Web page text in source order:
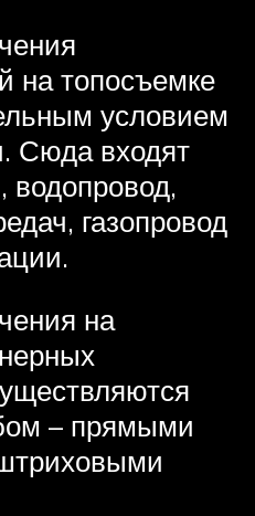
на топосъемке
условием
Сюда входят
водопровод,
газопровод
на
– прямыми